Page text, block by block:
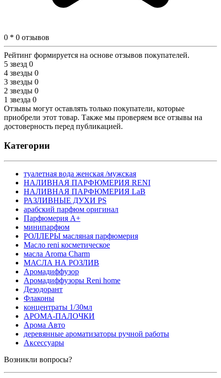
0 * 0 отзывов
Рейтинг формируется на основе отзывов покупателей.
5 звезд 0
4 звезды 0
3 звезды 0
2 звезды 0
1 звезда 0
Отзывы могут оставлять только покупатели, которые
приобрели этот товар. Также мы проверяем все отзывы на
достоверность перед публикацией.
Категории
туалетная вода женская /мужская
НАЛИВНАЯ ПАРФЮМЕРИЯ RENI
НАЛИВНАЯ ПАРФЮМЕРИЯ LaB
РАЗЛИВНЫЕ ДУХИ PS
арабский парфюм оригинал
Парфюмерия А+
минипарфюм
РОЛЛЕРЫ масляная парфюмерия
Масло reni косметическое
масла Aroma Charm
МАСЛА НА РОЗЛИВ
Аромадиффузор
Аромадиффузоры Reni home
Дезодорант
Флаконы
концентраты 1/30мл
АРОМА-ПАЛОЧКИ
Арома Авто
деревянные ароматизаторы ручной работы
Аксессуары
Возникли вопросы?